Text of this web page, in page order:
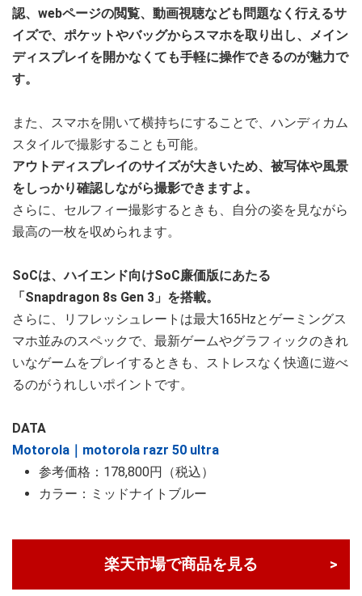
認、webページの閲覧、動画視聴なども問題なく行えるサ
イズで、ポケットやバッグからスマホを取り出し、メイン
ディスプレイを開かなくても手軽に操作できるのが魅力で
す。
また、スマホを開いて横持ちにすることで、ハンディカム
スタイルで撮影することも可能。
アウトディスプレイのサイズが大きいため、被写体や風景
をしっかり確認しながら撮影できますよ。
さらに、セルフィー撮影するときも、自分の姿を見ながら
最高の一枚を収められます。
SoCは、ハイエンド向けSoC廉価版にあたる
「Snapdragon 8s Gen 3」を搭載。
さらに、リフレッシュレートは最大165Hzとゲーミングス
マホ並みのスペックで、最新ゲームやグラフィックのきれ
いなゲームをプレイするときも、ストレスなく快適に遊べ
るのがうれしいポイントです。
DATA
Motorola｜motorola razr 50 ultra
参考価格：178,800円（税込）
カラー：ミッドナイトブルー
楽天市場で商品を見る